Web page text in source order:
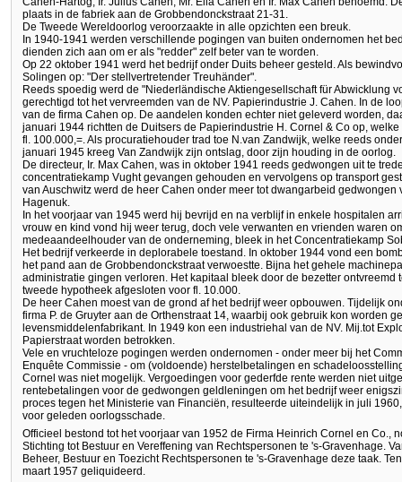
plaats in de fabriek aan de Grobbendonckstraat 21-31.
De Tweede Wereldoorlog veroorzaakte in alle opzichten een breuk.
In 1940-1941 werden verschillende pogingen van buiten ondernomen het
dienden zich aan om er als "redder" zelf beter van te worden.
Op 22 oktober 1941 werd het bedrijf onder Duits beheer gesteld. Als
Solingen op: "Der stellvertretender Treuhänder".
Reeds spoedig werd de "Niederländische Aktiengesellschaft für Abwicklung
gerechtigd tot het vervreemden van de NV. Papierindustrie J. Cahen. In de
van de firma Cahen op. De aandelen konden echter niet geleverd worden,
januari 1944 richtten de Duitsers de Papierindustrie H. Cornel & Co op,
fl. 100.000,=. Als procuratiehouder trad toe N.van Zandwijk, welke reeds
januari 1945 kreeg Van Zandwijk zijn ontslag, door zijn houding in de oorlog.
De directeur, Ir. Max Cahen, was in oktober 1941 reeds gedwongen uit te
concentratiekamp Vught gevangen gehouden en vervolgens op transport
van Auschwitz werd de heer Cahen onder meer tot dwangarbeid gedwongen
Hagenuk.
In het voorjaar van 1945 werd hij bevrijd en na verblijf in enkele hospitalen
vrouw en kind vond hij weer terug, doch vele verwanten en vrienden waren
medeaandeelhouder van de onderneming, bleek in het Concentratiekamp
Het bedrijf verkeerde in deplorabele toestand. In oktober 1944 vond een
het pand aan de Grobbendonckstraat verwoestte. Bijna het gehele
administratie gingen verloren. Het kapitaal bleek door de bezetter ontvreemd
tweede hypotheek afgesloten voor fl. 10.000.
De heer Cahen moest van de grond af het bedrijf weer opbouwen. Tijdelijk
firma P. de Gruyter aan de Orthenstraat 14, waarbij ook gebruik kon worden
levensmiddelenfabrikant. In 1949 kon een industriehal van de NV. Mij.tot
Papierstraat worden betrokken.
Vele en vruchteloze pogingen werden ondernomen - onder meer bij het
Enquête Commissie - om (voldoende) herstelbetalingen en
Cornel was niet mogelijk. Vergoedingen voor gederfde rente werden niet
rentebetalingen voor de gedwongen geldleningen om het bedrijf weer
proces tegen het Ministerie van Financiën, resulteerde uiteindelijk in juli
voor geleden oorlogsschade.
Officieel bestond tot het voorjaar van 1952 de Firma Heinrich Cornel en Co.,
Stichting tot Bestuur en Vereffening van Rechtspersonen te 's-Gravenhage.
Beheer, Bestuur en Toezicht Rechtspersonen te 's-Gravenhage deze taak.
maart 1957 geliquideerd.